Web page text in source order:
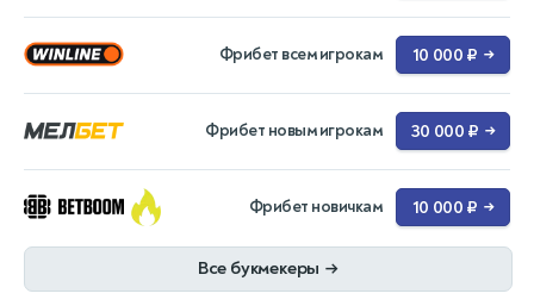
Фрибет всем игрокам 10 000 ₽ →
Фрибет новым игрокам 30 000 ₽ →
Фрибет новичкам 10 000 ₽ →
Все букмекеры →